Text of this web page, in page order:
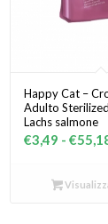
Happy Cat –
Adulto
Lachs salmone
€3,49 - €